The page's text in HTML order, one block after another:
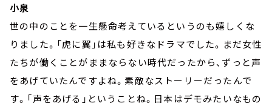
小泉
世の中のことを一生懸命考えているというのも嬉しくな
りました。「虎に翼」は私も好きなドラマでした。まだ女性
たちが働くことがままならない時代だったから、ずっと声
をあげていたんですよね。素敵なストーリーだったんで
す。「声をあげる」ということね。日本はデモみたいなもの